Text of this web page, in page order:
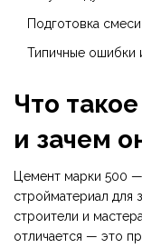
Подготовка
Типичные ошибки
Что
и зачем
Цемент марки 500
стройматериал для
строители и
отличается — это